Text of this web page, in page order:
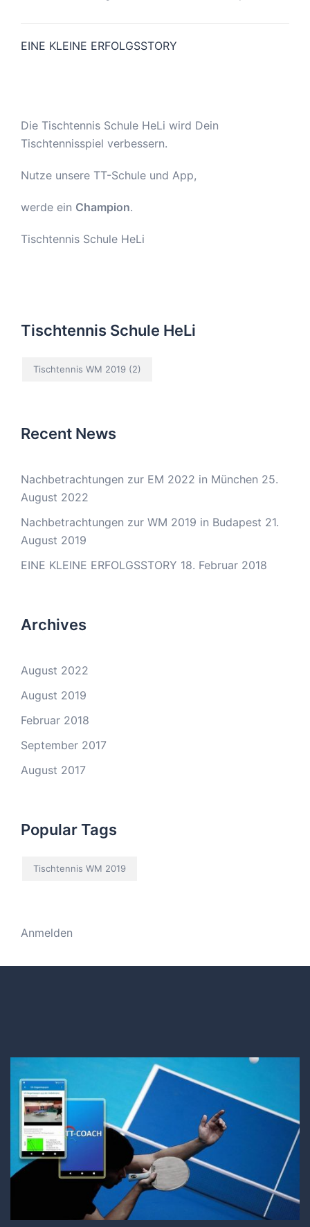
EINE KLEINE ERFOLGSSTORY
Die Tischtennis Schule HeLi wird Dein
Tischtennisspiel verbessern.
Nutze unsere TT-Schule und App,
werde ein Champion.
Tischtennis Schule HeLi
Tischtennis Schule HeLi
Tischtennis WM 2019 (2)
Recent News
Nachbetrachtungen zur EM 2022 in München 25.
August 2022
Nachbetrachtungen zur WM 2019 in Budapest 21.
August 2019
EINE KLEINE ERFOLGSSTORY 18. Februar 2018
Archives
August 2022
August 2019
Februar 2018
September 2017
August 2017
Popular Tags
Tischtennis WM 2019
Anmelden